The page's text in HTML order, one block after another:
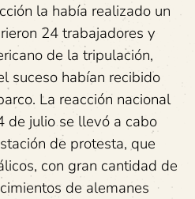
la había realizado un
24 trabajadores y
de la tripulación,
suceso habían recibido
La reacción nacional
de julio se llevó a cabo
de protesta, que
con gran cantidad de
de alemanes